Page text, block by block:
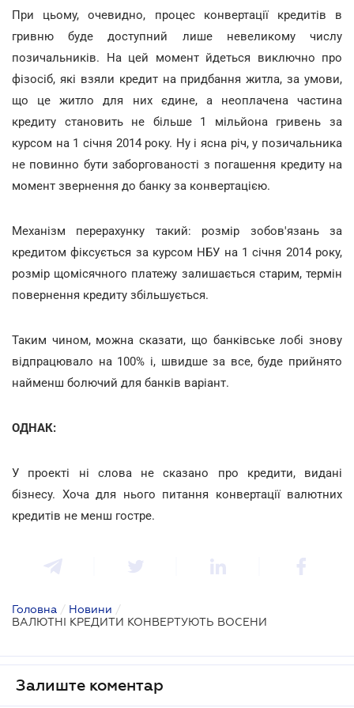
При цьому, очевидно, процес конвертації кредитів в
гривню буде доступний лише невеликому числу
позичальників. На цей момент йдеться виключно про
фізосіб, які взяли кредит на придбання житла, за умови,
що це житло для них єдине, а неоплачена частина
кредиту становить не більше 1 мільйона гривень за
курсом на 1 січня 2014 року. Ну і ясна річ, у позичальника
не повинно бути заборгованості з погашення кредиту на
момент звернення до банку за конвертацією.
Механізм перерахунку такий: розмір зобов'язань за
кредитом фіксується за курсом НБУ на 1 січня 2014 року,
розмір щомісячного платежу залишається старим, термін
повернення кредиту збільшується.
Таким чином, можна сказати, що банківське лобі знову
відпрацювало на 100% і, швидше за все, буде прийнято
найменш болючий для банків варіант.
ОДНАК:
У проекті ні слова не сказано про кредити, видані
бізнесу. Хоча для нього питання конвертації валютних
кредитів не менш гостре.
Головна / Новини /
ВАЛЮТНІ КРЕДИТИ КОНВЕРТУЮТЬ ВОСЕНИ
Залиште коментар